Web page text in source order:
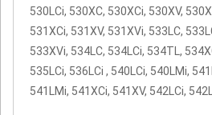
530LCi, 530XC, 530XCi, 530XV,
531XCi, 531XV, 531XVi, 533LC,
533XVi, 534LC, 534LCi, 534TL,
535LCi, 536LCi , 540LCi, 540LMi,
541LMi, 541XCi, 541XV, 542LCi,